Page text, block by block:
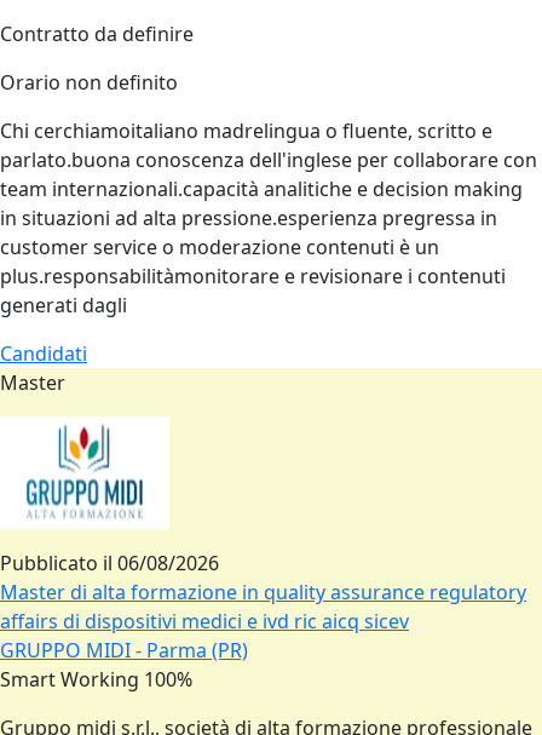
Contratto da definire
Orario non definito
Chi cerchiamoitaliano madrelingua o fluente, scritto e
parlato.buona conoscenza dell'inglese per collaborare con
team internazionali.capacità analitiche e decision making
in situazioni ad alta pressione.esperienza pregressa in
customer service o moderazione contenuti è un
plus.responsabilitàmonitorare e revisionare i contenuti
generati dagli
Candidati
Master
Pubblicato il 06/08/2026
Master di alta formazione in quality assurance regulatory
affairs di dispositivi medici e ivd ric aicq sicev
GRUPPO MIDI - Parma (PR)
Smart Working 100%
Gruppo midi s.r.l., società di alta formazione professionale